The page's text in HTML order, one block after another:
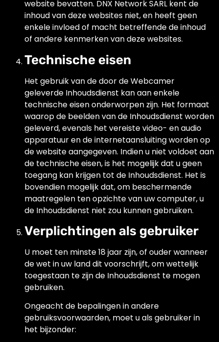
website bevatten. DNX Network SARL kent de
inhoud van deze websites niet, en heeft geen
enkele invloed of macht betreffende de inhoud
of andere kenmerken van deze websites.
Technische eisen
Het gebruik van de door de Webcamer
geleverde Inhoudsdienst kan aan enkele
technische eisen onderworpen zijn. Het formaat
waarop de beelden van de Inhoudsdienst worden
geleverd, evenals het vereiste video- en audio
apparatuur en de internetaansluiting worden op
de website aangegeven. Indien u niet voldoet aan
de technische eisen, is het mogelijk dat u geen
toegang kan krijgen tot de Inhoudsdienst. Het is
bovendien mogelijk dat, om beschermende
maatregelen ten opzichte van uw computer, u
de Inhoudsdienst niet zou kunnen gebruiken.
Verplichtingen als gebruiker
U moet ten minste 18 jaar zijn, of ouder wanneer
de wet in uw land dit voorschrijft, om wettelijk
toegestaan te zijn de Inhoudsdienst te mogen
gebruiken.
Ongeacht de bepalingen in andere
gebruiksvoorwaarden, moet u als gebruiker in
het bijzonder: